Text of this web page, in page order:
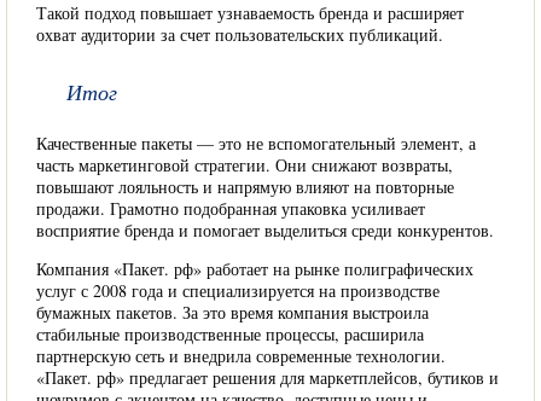
Такой подход повышает узнаваемость бренда и расширяет
охват аудитории за счет пользовательских публикаций.
Итог
Качественные пакеты — это не вспомогательный элемент, а
часть маркетинговой стратегии. Они снижают возвраты,
повышают лояльность и напрямую влияют на повторные
продажи. Грамотно подобранная упаковка усиливает
восприятие бренда и помогает выделиться среди конкурентов.
Компания «Пакет. рф» работает на рынке полиграфических
услуг с 2008 года и специализируется на производстве
бумажных пакетов. За это время компания выстроила
стабильные производственные процессы, расширила
партнерскую сеть и внедрила современные технологии.
«Пакет. рф» предлагает решения для маркетплейсов, бутиков и